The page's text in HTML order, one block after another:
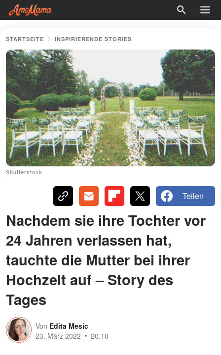
STARTSEITE INSPIRIERENDE STORIES
Shutterstock
Teilen
Nachdem sie ihre Tochter vor
24 Jahren verlassen hat,
tauchte die Mutter bei ihrer
Hochzeit auf – Story des
Tages
Von Edita Mesic
23. März 2022
20:10